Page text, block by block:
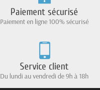
Paiement sécurisé
Paiement en ligne 100% sécurisé
Service client
Du lundi au vendredi de 9h à 18h